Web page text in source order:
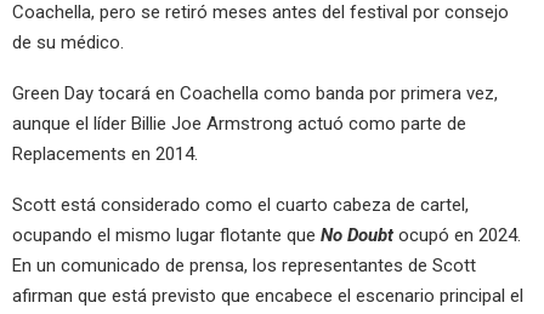
Coachella, pero se retiró meses antes del festival por consejo
de su médico.
Green Day tocará en Coachella como banda por primera vez,
aunque el líder Billie Joe Armstrong actuó como parte de
Replacements en 2014.
Scott está considerado como el cuarto cabeza de cartel,
ocupando el mismo lugar flotante que No Doubt ocupó en 2024.
En un comunicado de prensa, los representantes de Scott
afirman que está previsto que encabece el escenario principal el